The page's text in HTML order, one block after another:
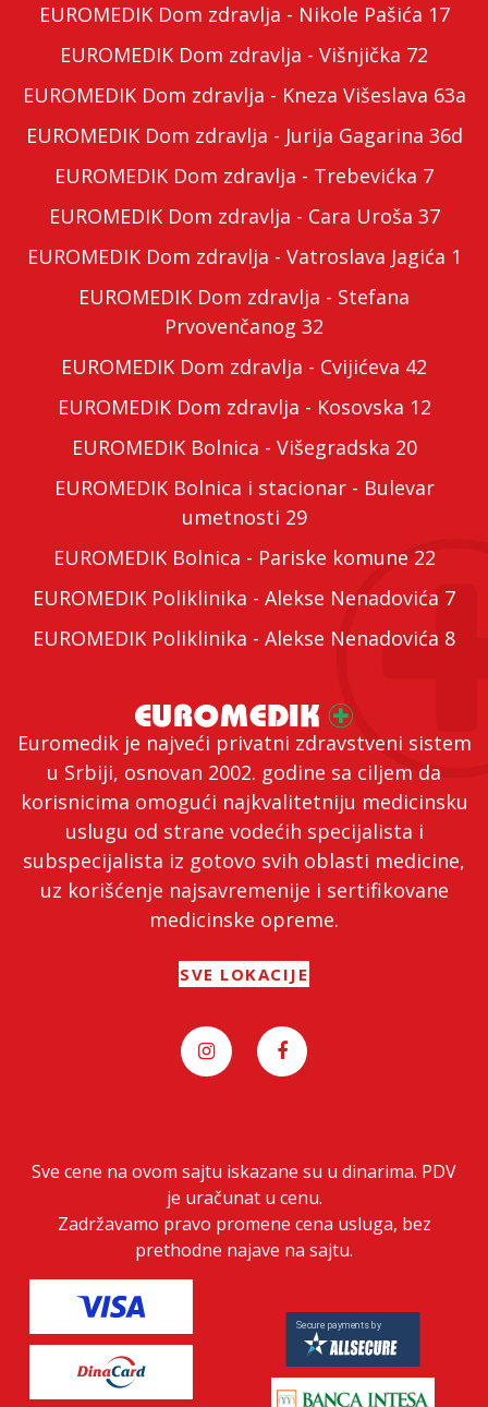
Euromedik je najveći privatni zdravstveni sistem
u Srbiji, osnovan 2002. godine sa ciljem da
korisnicima omogući najkvalitetniju medicinsku
uslugu od strane vodećih specijalista i
subspecijalista iz gotovo svih oblasti medicine,
uz korišćenje najsavremenije i sertifikovane
medicinske opreme.
SVE LOKACIJE
EUROMEDIK Dom zdravlja - Nikole Pašića 17
EUROMEDIK Dom zdravlja - Višnjička 72
EUROMEDIK Dom zdravlja - Kneza Višeslava 63a
EUROMEDIK Dom zdravlja - Jurija Gagarina 36d
EUROMEDIK Dom zdravlja - Trebevićka 7
EUROMEDIK Dom zdravlja - Cara Uroša 37
EUROMEDIK Dom zdravlja - Vatroslava Jagića 1
EUROMEDIK Dom zdravlja - Stefana
Prvovenčanog 32
EUROMEDIK Dom zdravlja - Cvijićeva 42
EUROMEDIK Dom zdravlja - Kosovska 12
EUROMEDIK Bolnica - Višegradska 20
EUROMEDIK Bolnica i stacionar - Bulevar
umetnosti 29
EUROMEDIK Bolnica - Pariske komune 22
EUROMEDIK Poliklinika - Alekse Nenadovića 7
EUROMEDIK Poliklinika - Alekse Nenadovića 8
Sve cene na ovom sajtu iskazane su u dinarima. PDV
je uračunat u cenu.
Zadržavamo pravo promene cena usluga, bez
prethodne najave na sajtu.